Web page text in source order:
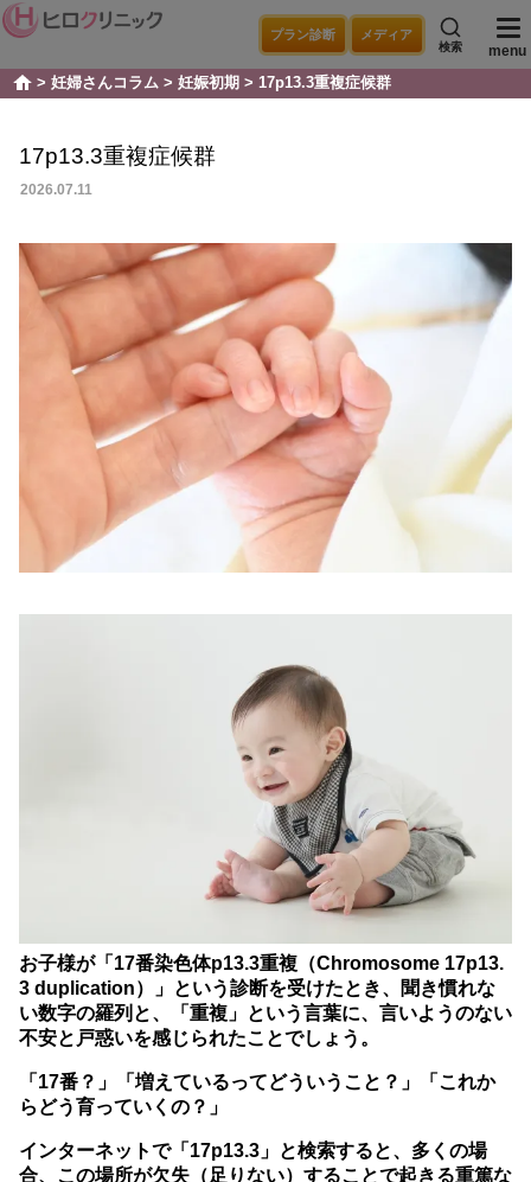
プラン診断 メディア
検索 menu
home妊婦さんコラム 妊娠初期 17p13.3重複症候群
17p13.3重複症候群
2026.07.11
お子様が「17番染色体p13.3重複（Chromosome 17p13.
3 duplication）」という診断を受けたとき、聞き慣れな
い数字の羅列と、「重複」という言葉に、言いようのない
不安と戸惑いを感じられたことでしょう。
「17番？」「増えているってどういうこと？」「これか
らどう育っていくの？」
インターネットで「17p13.3」と検索すると、多くの場
合、この場所が欠失（足りない）することで起きる重篤な